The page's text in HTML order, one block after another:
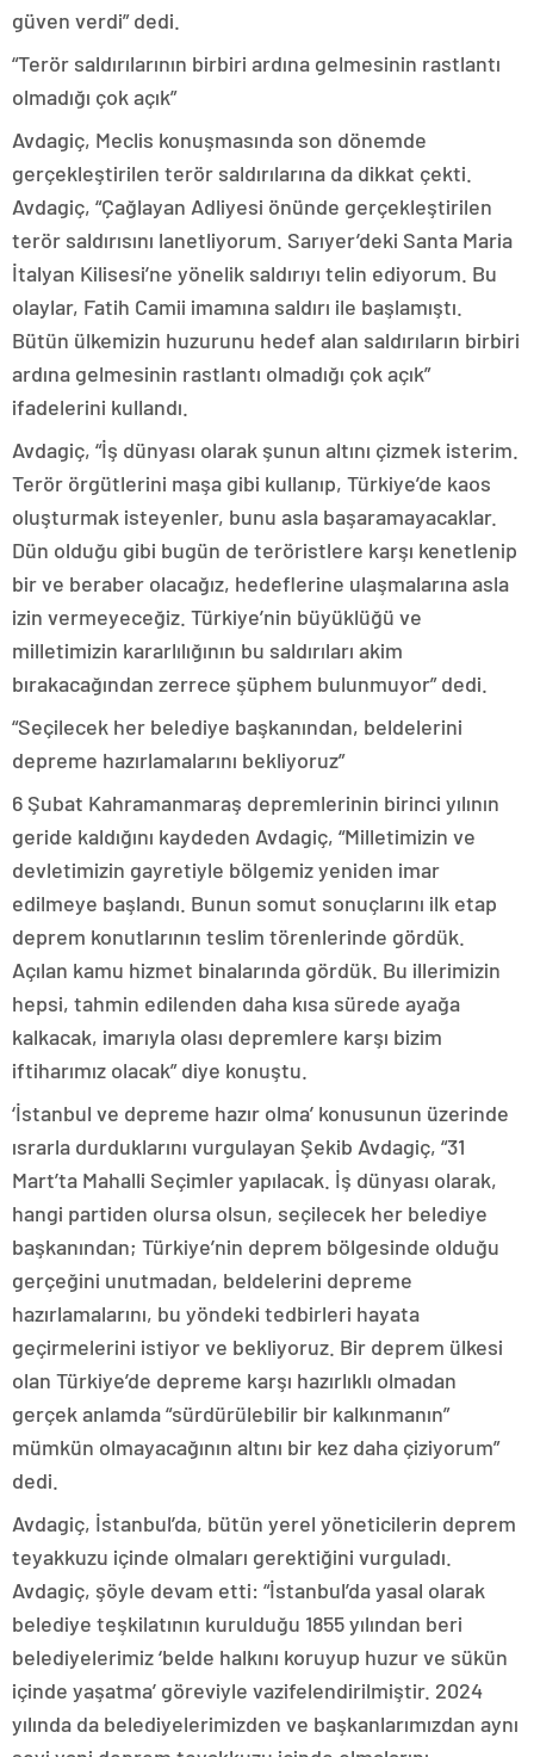
güven verdi” dedi.
“Terör saldırılarının birbiri ardına gelmesinin rastlantı
olmadığı çok açık”
Avdagiç, Meclis konuşmasında son dönemde
gerçekleştirilen terör saldırılarına da dikkat çekti.
Avdagiç, “Çağlayan Adliyesi önünde gerçekleştirilen
terör saldırısını lanetliyorum. Sarıyer’deki Santa Maria
İtalyan Kilisesi’ne yönelik saldırıyı telin ediyorum. Bu
olaylar, Fatih Camii imamına saldırı ile başlamıştı.
Bütün ülkemizin huzurunu hedef alan saldırıların birbiri
ardına gelmesinin rastlantı olmadığı çok açık”
ifadelerini kullandı.
Avdagiç, “İş dünyası olarak şunun altını çizmek isterim.
Terör örgütlerini maşa gibi kullanıp, Türkiye’de kaos
oluşturmak isteyenler, bunu asla başaramayacaklar.
Dün olduğu gibi bugün de teröristlere karşı kenetlenip
bir ve beraber olacağız, hedeflerine ulaşmalarına asla
izin vermeyeceğiz. Türkiye’nin büyüklüğü ve
milletimizin kararlılığının bu saldırıları akim
bırakacağından zerrece şüphem bulunmuyor” dedi.
“Seçilecek her belediye başkanından, beldelerini
depreme hazırlamalarını bekliyoruz”
6 Şubat Kahramanmaraş depremlerinin birinci yılının
geride kaldığını kaydeden Avdagiç, “Milletimizin ve
devletimizin gayretiyle bölgemiz yeniden imar
edilmeye başlandı. Bunun somut sonuçlarını ilk etap
deprem konutlarının teslim törenlerinde gördük.
Açılan kamu hizmet binalarında gördük. Bu illerimizin
hepsi, tahmin edilenden daha kısa sürede ayağa
kalkacak, imarıyla olası depremlere karşı bizim
iftiharımız olacak” diye konuştu.
‘İstanbul ve depreme hazır olma’ konusunun üzerinde
ısrarla durduklarını vurgulayan Şekib Avdagiç, “31
Mart’ta Mahalli Seçimler yapılacak. İş dünyası olarak,
hangi partiden olursa olsun, seçilecek her belediye
başkanından; Türkiye’nin deprem bölgesinde olduğu
gerçeğini unutmadan, beldelerini depreme
hazırlamalarını, bu yöndeki tedbirleri hayata
geçirmelerini istiyor ve bekliyoruz. Bir deprem ülkesi
olan Türkiye’de depreme karşı hazırlıklı olmadan
gerçek anlamda “sürdürülebilir bir kalkınmanın”
mümkün olmayacağının altını bir kez daha çiziyorum”
dedi.
Avdagiç, İstanbul’da, bütün yerel yöneticilerin deprem
teyakkuzu içinde olmaları gerektiğini vurguladı.
Avdagiç, şöyle devam etti: “İstanbul’da yasal olarak
belediye teşkilatının kurulduğu 1855 yılından beri
belediyelerimiz ‘belde halkını koruyup huzur ve sükün
içinde yaşatma’ göreviyle vazifelendirilmiştir. 2024
yılında da belediyelerimizden ve başkanlarımızdan aynı